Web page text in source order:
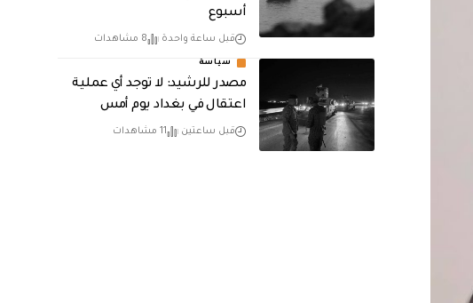
أسبوع
قبل ساعة واحدة 8 مشاهدات
سياسة
مصدر للرشيد: لا توجد أي عملية
اعتقال في بغداد يوم أمس
قبل ساعتين 11 مشاهدات